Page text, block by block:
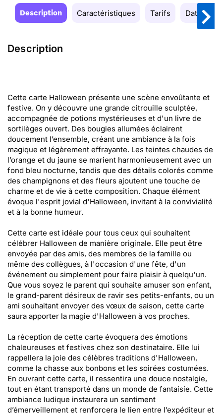
Description Caractéristiques Tarifs Date de
Description
Cette carte Halloween présente une scène envoûtante et
festive. On y découvre une grande citrouille sculptée,
accompagnée de potions mystérieuses et d'un livre de
sortilèges ouvert. Des bougies allumées éclairent
doucement l’ensemble, créant une ambiance à la fois
magique et légèrement effrayante. Les teintes chaudes de
l’orange et du jaune se marient harmonieusement avec un
fond bleu nocturne, tandis que des détails colorés comme
des champignons et des fleurs ajoutent une touche de
charme et de vie à cette composition. Chaque élément
évoque l'esprit jovial d'Halloween, invitant à la convivialité
et à la bonne humeur.
Cette carte est idéale pour tous ceux qui souhaitent
célébrer Halloween de manière originale. Elle peut être
envoyée par des amis, des membres de la famille ou
même des collègues, à l'occasion d'une fête, d'un
événement ou simplement pour faire plaisir à quelqu'un.
Que vous soyez le parent qui souhaite amuser son enfant,
le grand-parent désireux de ravir ses petits-enfants, ou un
ami souhaitant envoyer des vœux de saison, cette carte
saura apporter la magie d'Halloween à vos proches.
La réception de cette carte évoquera des émotions
chaleureuses et festives chez son destinataire. Elle lui
rappellera la joie des célèbres traditions d'Halloween,
comme la chasse aux bonbons et les soirées costumées.
En ouvrant cette carte, il ressentira une douce nostalgie,
tout en étant transporté dans un monde de fantaisie. Cette
ambiance ludique instaurera un sentiment
d’émerveillement et renforcera le lien entre l’expéditeur et